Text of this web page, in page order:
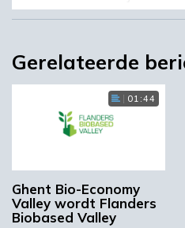
aan het feit dat wij er
tenslotte al samen met
regio.’
Een van de
Biobased Valley is om
contact te brengen en
bevorderen. ‘Zo zijn
cluster opgezet op het
biobrandstoffen. Wij
Gerelateerde
01:44
Ghent Bio-Economy
Valley wordt Flanders
Biobased Valley